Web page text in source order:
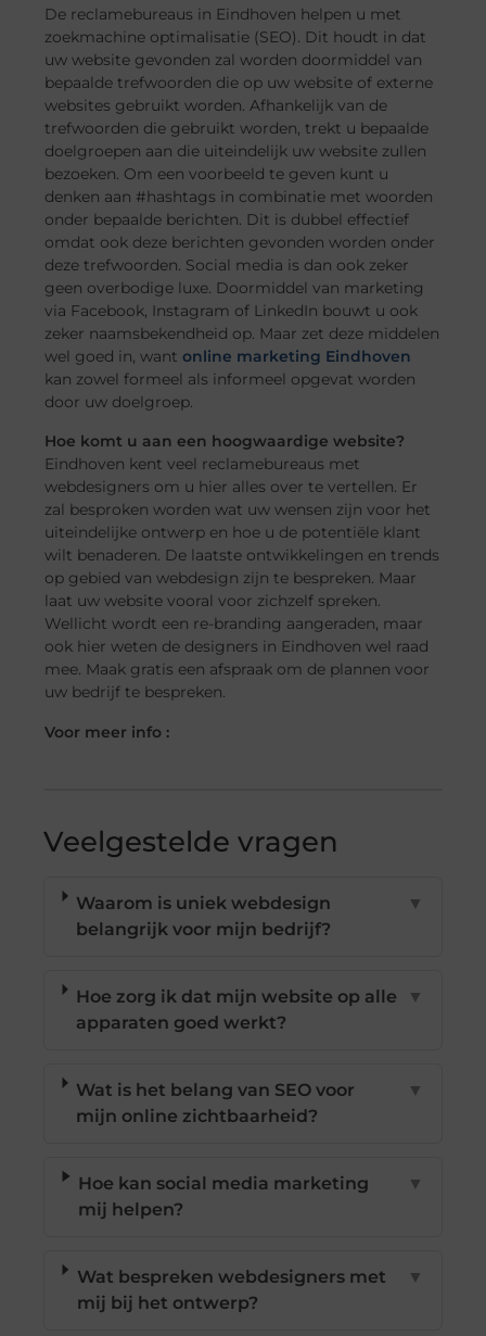
De reclamebureaus in Eindhoven helpen u met
zoekmachine optimalisatie (SEO). Dit houdt in dat
uw website gevonden zal worden doormiddel van
bepaalde trefwoorden die op uw website of externe
websites gebruikt worden. Afhankelijk van de
trefwoorden die gebruikt worden, trekt u bepaalde
doelgroepen aan die uiteindelijk uw website zullen
bezoeken. Om een voorbeeld te geven kunt u
denken aan #hashtags in combinatie met woorden
onder bepaalde berichten. Dit is dubbel effectief
omdat ook deze berichten gevonden worden onder
deze trefwoorden. Social media is dan ook zeker
geen overbodige luxe. Doormiddel van marketing
via Facebook, Instagram of LinkedIn bouwt u ook
zeker naamsbekendheid op. Maar zet deze middelen
wel goed in, wantonline marketing Eindhoven
kan zowel formeel als informeel opgevat worden
door uw doelgroep.
Hoe komt u aan een hoogwaardige website?
Eindhoven kent veel reclamebureaus met
webdesigners om u hier alles over te vertellen. Er
zal besproken worden wat uw wensen zijn voor het
uiteindelijke ontwerp en hoe u de potentiële klant
wilt benaderen. De laatste ontwikkelingen en trends
op gebied van webdesign zijn te bespreken. Maar
laat uw website vooral voor zichzelf spreken.
Wellicht wordt een re-branding aangeraden, maar
ook hier weten de designers in Eindhoven wel raad
mee. Maak gratis een afspraak om de plannen voor
uw bedrijf te bespreken.
Voor meer info :
Veelgestelde vragen
Waarom is uniek webdesign
belangrijk voor mijn bedrijf?
▼
Hoe zorg ik dat mijn website op alle
apparaten goed werkt?
▼
Wat is het belang van SEO voor
mijn online zichtbaarheid?
▼
Hoe kan social media marketing
mij helpen?
▼
Wat bespreken webdesigners met
mij bij het ontwerp?
▼